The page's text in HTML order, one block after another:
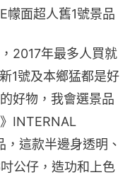
幪面超人舊1號景品
2017年最多人買就
1號及本鄉猛都是好
好物，我會選景品
INTERNAL
，這款半邊身透明、
公仔，造功和上色